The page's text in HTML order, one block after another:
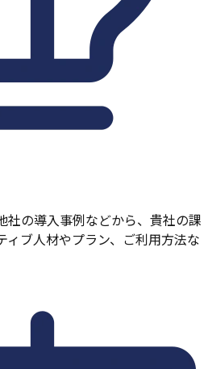
社の導入事例などから、貴社の課
ィブ人材やプラン、ご利用方法な